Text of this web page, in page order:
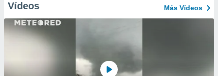
Vídeos Más Vídeos